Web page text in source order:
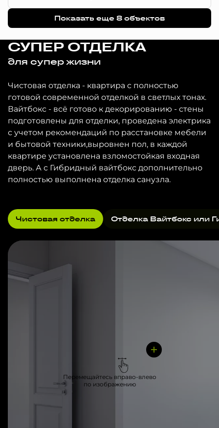
Показать еще 8 объектов
СУПЕР ОТДЕЛКА
для супер жизни
Чистовая отделка - квартира с полностью
готовой современной отделкой в светлых тонах.
Вайтбокс - всё готово к декорированию - стены
подготовлены для отделки, проведена электрика
с учетом рекомендаций по расстановке мебели
и бытовой техники,выровнен пол, в каждой
квартире установлена взломостойкая входная
дверь. А с Гибридный вайтбокс дополнительно
полностью выполнена отделка санузла.
Чистовая отделка Отделка Вайтбокс или
Перемещайтесь вправо-влево
по изображению